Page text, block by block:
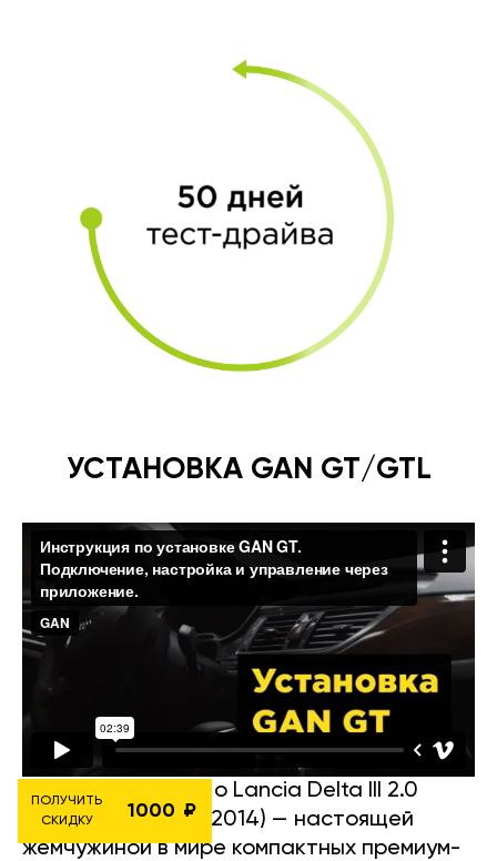
УСТАНОВКА GAN GT/GTL
Вот подробности о Lancia Delta III 2.0
Multijet 16V (2008-2014) — настоящей
жемчужиной в мире компактных премиум-
ПОЛУЧИТЬ
СКИДКУ
1000